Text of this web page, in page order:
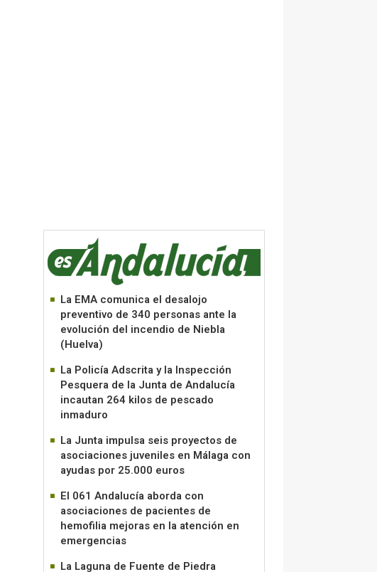
La EMA comunica el desalojo
preventivo de 340 personas ante la
evolución del incendio de Niebla
(Huelva)
La Policía Adscrita y la Inspección
Pesquera de la Junta de Andalucía
incautan 264 kilos de pescado
inmaduro
La Junta impulsa seis proyectos de
asociaciones juveniles en Málaga con
ayudas por 25.000 euros
El 061 Andalucía aborda con
asociaciones de pacientes de
hemofilia mejoras en la atención en
emergencias
La Laguna de Fuente de Piedra